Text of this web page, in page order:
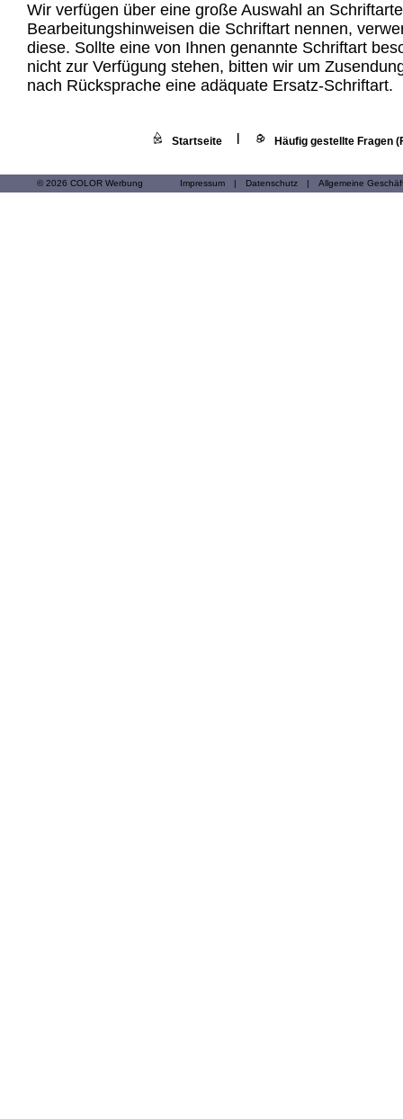
Wir verfügen über eine große Auswahl an
Bearbeitungshinweisen die Schriftart nennen,
diese. Sollte eine von Ihnen genannte Schriftart
nicht zur Verfügung stehen, bitten wir um
nach Rücksprache eine adäquate Ersatz-Schriftart.
Startseite Häufig gestellte Fragen
© 2026 COLOR Werbung Impressum | Datenschutz | Allgemeine